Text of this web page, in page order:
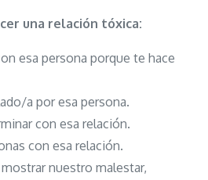
una relación tóxica:
esa persona porque te hace
a por esa persona.
con esa relación.
con esa relación.
nuestro malestar,